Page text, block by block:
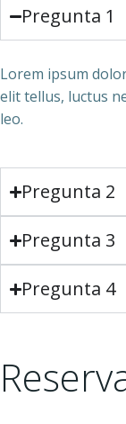
Pregunta 1
Lorem ipsum
elit tellus, luctus
leo.
Pregunta 2
Pregunta 3
Pregunta 4